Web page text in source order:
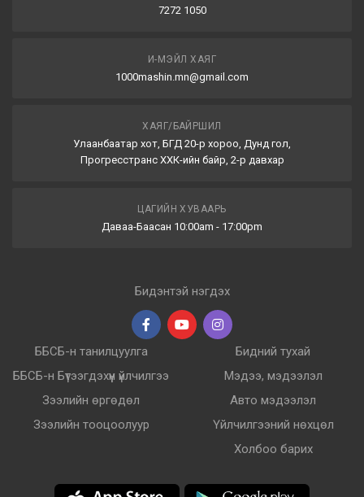
7272 1050
И-МЭЙЛ ХАЯГ
1000mashin.mn@gmail.com
ХАЯГ/БАЙРШИЛ
Улаанбаатар хот, БГД 20-р хороо, Дунд гол,
Прогресстранс ХХК-ийн байр, 2-р давхар
ЦАГИЙН ХУВААРЬ
Даваа-Баасан 10:00am - 17:00pm
Бидэнтэй нэгдэх
ББСБ-н танилцуулга
ББСБ-н Бүтээгдэхүүн үйлчилгээ
Зээлийн өргөдөл
Зээлийн тооцоолуур
Бидний тухай
Мэдээ, мэдээлэл
Авто мэдээлэл
Үйлчилгээний нөхцөл
Холбоо барих